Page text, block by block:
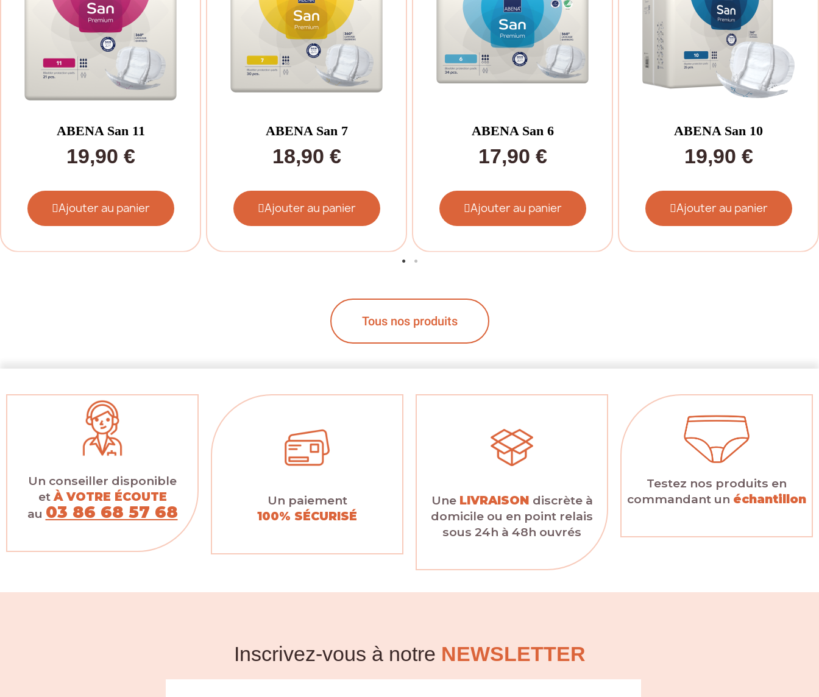
ABENA San 11
19,90 €
Ajouter au panier
ABENA San 7
18,90 €
Ajouter au panier
ABENA San 6
17,90 €
Ajouter au panier
ABENA San 10
19,90 €
Ajouter au panier
Tous nos produits
Un conseiller disponible
etÀ VOTRE ÉCOUTE
au 03 86 68 57 68
Un paiement
100% SÉCURISÉ
Une LIVRAISON discrète à
domicile ou en point relais
sous 24h à 48h ouvrés
Testez nos produits en
commandant un échantillon
Inscrivez-vous à notre NEWSLETTER